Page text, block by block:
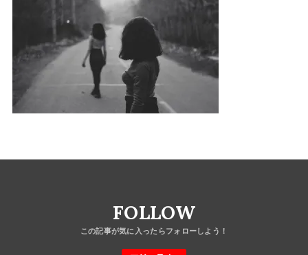
FOLLOW